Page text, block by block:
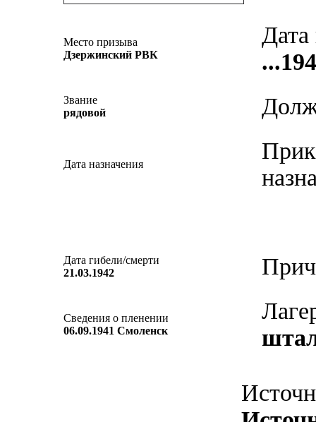
Место призыва
Дзержинский РВК
Дата
Звание
рядовой
Дата назначения
Дата гибели/смерти
21.03.1942
Сведения о пленении
06.09.1941 Смоленск